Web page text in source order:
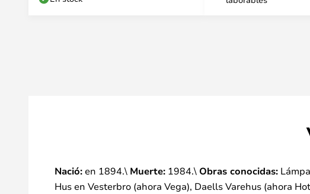
Nació:en 1894.\ Muerte: 1984.\ Obras conocidas:
Hus en Vesterbro (ahora Vega), Daells Varehus (ahora